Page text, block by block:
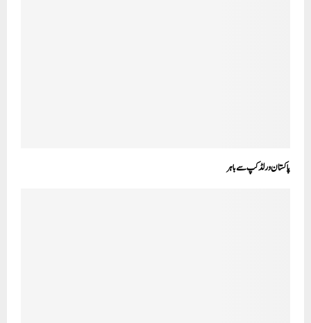
پاکستان ورلڈ کپ سے باہر